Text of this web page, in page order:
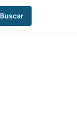
Buscar